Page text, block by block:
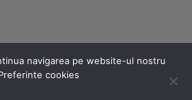
navigarea pe website-ul nostru
cookies